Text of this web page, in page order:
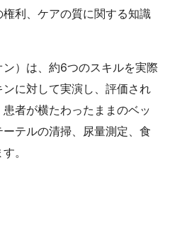
利、ケアの質に関する知識
）は、約6つのスキルを実際
に対して実演し、評価され
者が横たわったままのベッ
ーテルの清掃、尿量測定、食
。